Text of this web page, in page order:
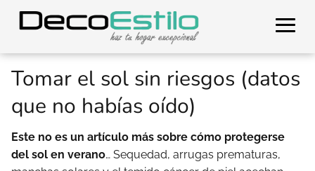
Tomar el sol sin riesgos (datos
que no habías oído)
Este no es un artículo más sobre cómo protegerse
del sol en verano… Sequedad, arrugas prematuras,